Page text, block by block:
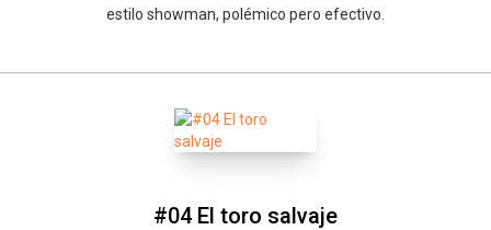
estilo showman, polémico pero efectivo.
#04 El toro salvaje